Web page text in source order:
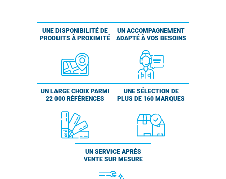
UNE DISPONIBILITÉ DE
PRODUITS À PROXIMITÉ
UN ACCOMPAGNEMENT
ADAPTÉ À VOS BESOINS
UN LARGE CHOIX PARMI
22 000 RÉFÉRENCES
UNE SÉLECTION DE
PLUS DE 160 MARQUES
UN SERVICE APRÈS
VENTE SUR MESURE